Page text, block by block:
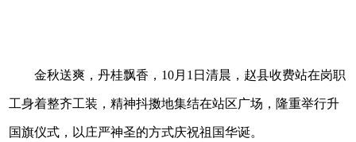
金秋送爽，丹桂飘香，10月1日清晨，赵县收费站在岗职
工身着整齐工装，精神抖擞地集结在站区广场，隆重举行升
国旗仪式，以庄严神圣的方式庆祝祖国华诞。